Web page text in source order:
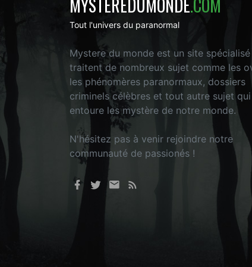
MYSTEREDUMONDE.COM
Tout l'univers du paranormal
Mystere du monde est un site
traitent de nombreux sujet comme les
les phénomères paranormaux, dossiers
criminels célèbres et tout autre sujet qui
entoure les mystère de notre monde.
N'hésitez pas à venir rejoindre notre
communauté de passionés !